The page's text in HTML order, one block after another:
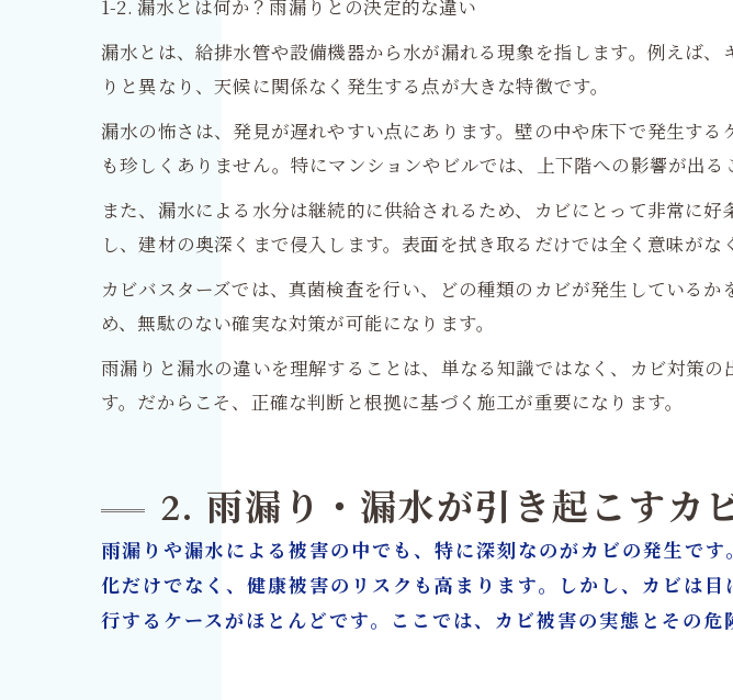
1-2. 漏水とは何か？雨漏りとの決定的な違い
漏水とは、給排水管や設備機器から水が漏れる現象を指します。例えば
りと異なり、天候に関係なく発生する点が大きな特徴です。
漏水の怖さは、発見が遅れやすい点にあります。壁の中や床下で発生す
も珍しくありません。特にマンションやビルでは、上下階への影響が出る
また、漏水による水分は継続的に供給されるため、カビにとって非常に
し、建材の奥深くまで侵入します。表面を拭き取るだけでは全く意味がな
カビバスターズでは、真菌検査を行い、どの種類のカビが発生している
め、無駄のない確実な対策が可能になります。
雨漏りと漏水の違いを理解することは、単なる知識ではなく、カビ対策
す。だからこそ、正確な判断と根拠に基づく施工が重要になります。
2. 雨漏り・漏水が引き起こすカ
雨漏りや漏水による被害の中でも、特に深刻なのがカビの発生で
化だけでなく、健康被害のリスクも高まります。しかし、カビは
行するケースがほとんどです。ここでは、カビ被害の実態とその危